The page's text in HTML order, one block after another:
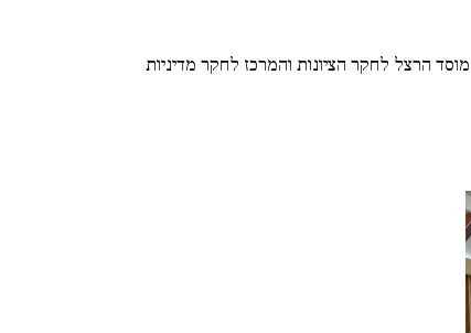
2019 על ידי קתדרת חייקין לגאואסטרטגיה, מוסד הרצל לחקר הציונות והמרכז לחקר מדיניות